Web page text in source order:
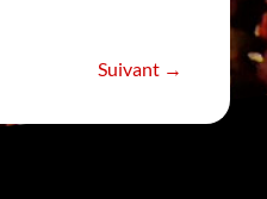
Suivant →